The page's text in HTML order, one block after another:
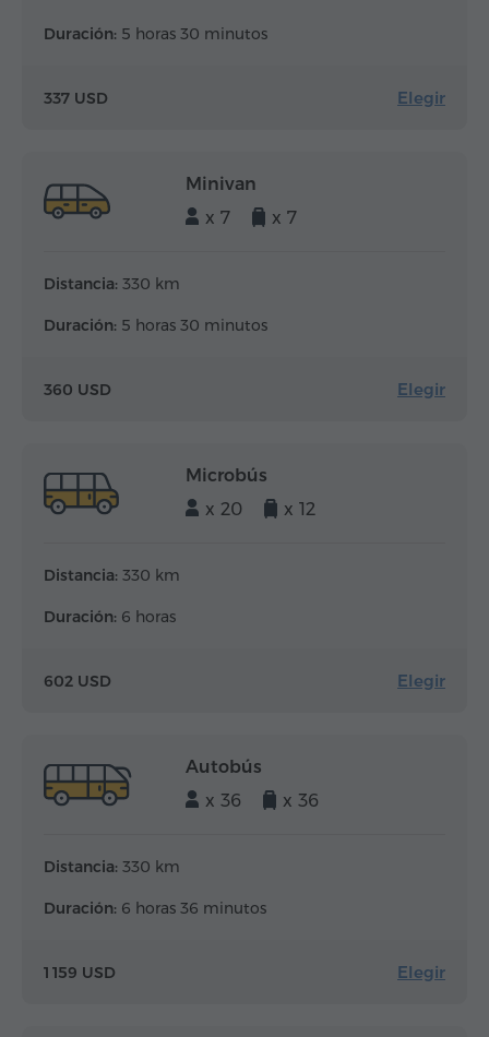
Duración: 5 horas 30 minutos
337 USD Elegir
Minivan
x 7
x 7
Distancia: 330 km
Duración: 5 horas 30 minutos
360 USD Elegir
Microbús
x 20
x 12
Distancia: 330 km
Duración: 6 horas
602 USD Elegir
Autobús
x 36
x 36
Distancia: 330 km
Duración: 6 horas 36 minutos
1 159 USD Elegir